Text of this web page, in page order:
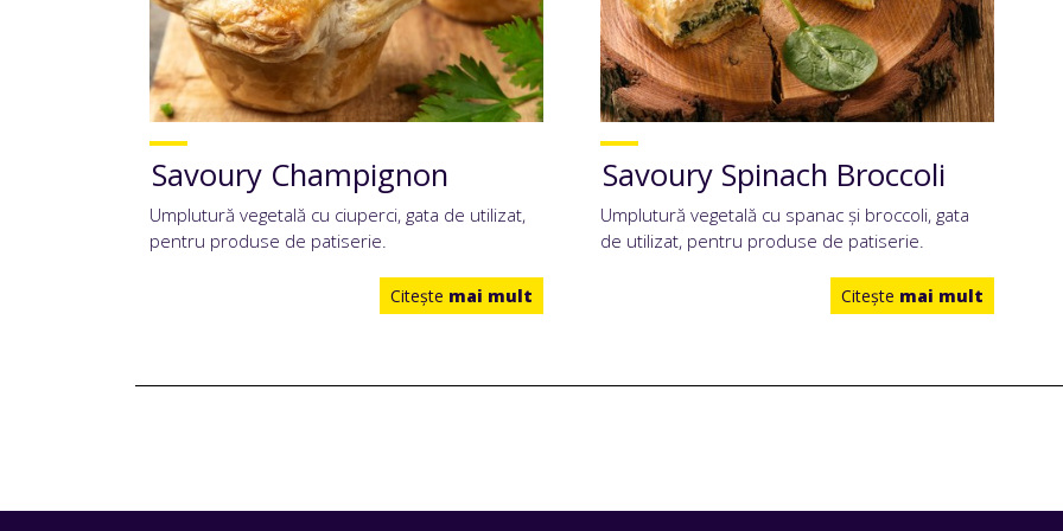
Savoury Champignon
Umplutură vegetală cu ciuperci, gata de utilizat,
pentru produse de patiserie.
Citeşte mai mult
Savoury Spinach Broccoli
Umplutură vegetală cu spanac și broccoli, gata
de utilizat, pentru produse de patiserie.
Citeşte mai mult